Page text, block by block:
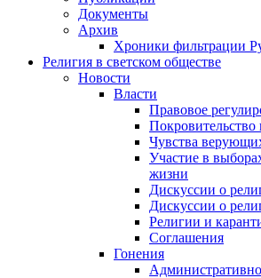
Документы
Архив
Хроники фильтрации
Религия в светском обществе
Новости
Власти
Правовое
Покровительство
Чувства
Участие в
жизни
Дискуссии о
Дискуссии о
Религии и
Соглашения
Гонения